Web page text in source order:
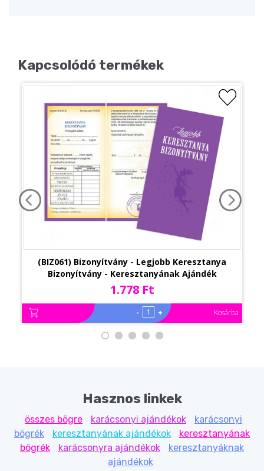
Kapcsolódó termékek
(BIZ061) Bizonyítvány - Legjobb Keresztanya
Bizonyítvány - Keresztanyának Ajándék
1.778 Ft
- + Kosárba
Hasznos linkek
összes bögre karácsonyi ajándékok
karácsonyi
bögrék
keresztanyának ajándékok
keresztanyának
bögrék
karácsonyra ajándékok
keresztanyáknak
ajándékok